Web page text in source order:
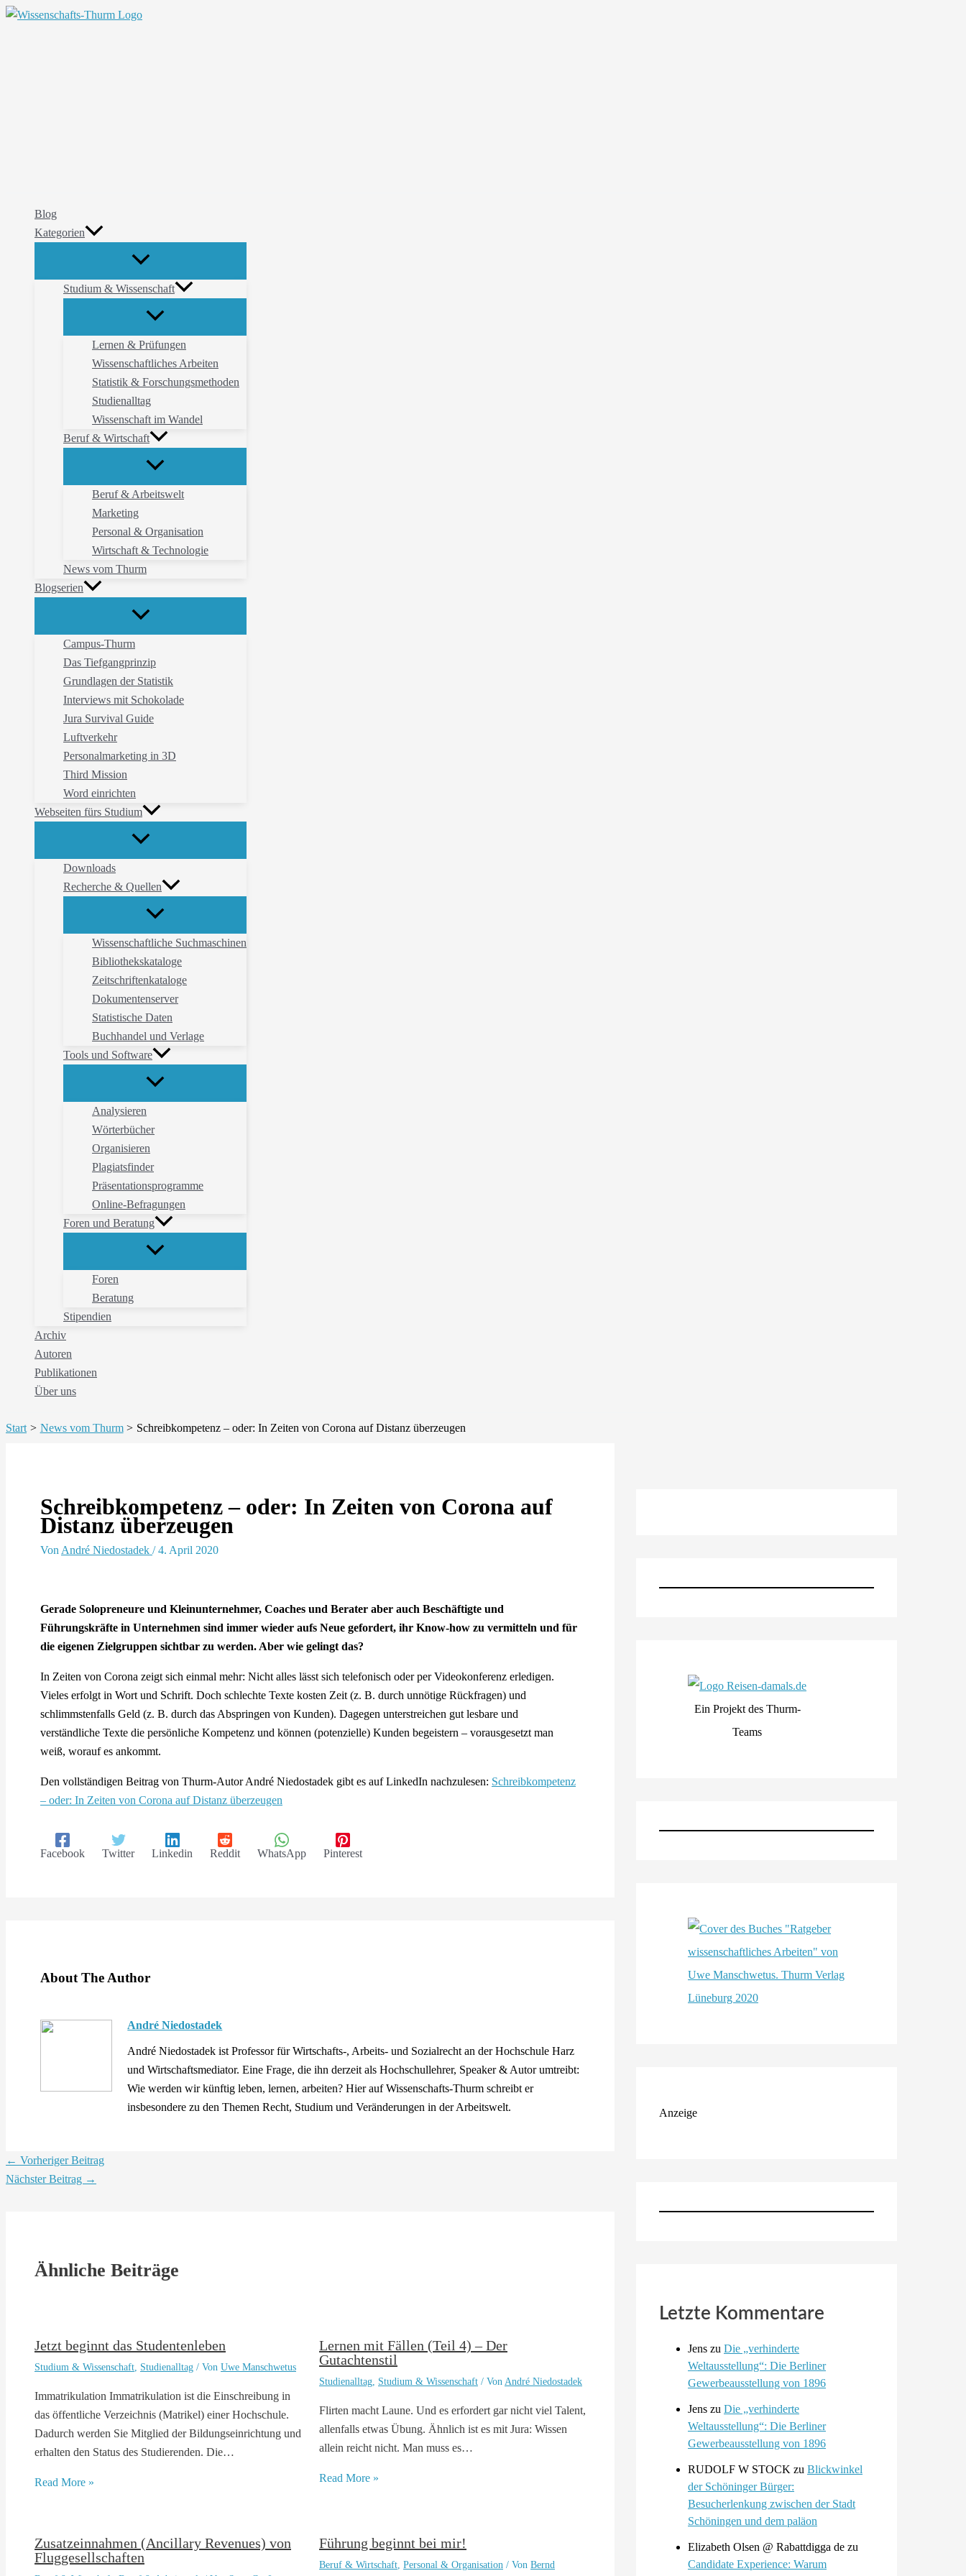
Zum
Blog
Kategorien
Studium & Wissenschaft
Lernen & Prüfungen
Wissenschaftliches Arbeiten
Statistik & Forschungsmethoden
Studienalltag
Wissenschaft im Wandel
Beruf & Wirtschaft
Beruf & Arbeitswelt
Marketing
Personal & Organisation
Wirtschaft & Technologie
News vom Thurm
Blogserien
Campus-Thurm
Das Tiefgangprinzip
Grundlagen der Statistik
Interviews mit Schokolade
Jura Survival Guide
Luftverkehr
Personalmarketing in 3D
Third Mission
Word einrichten
Webseiten fürs Studium
Downloads
Recherche & Quellen
Wissenschaftliche Suchmaschinen
Bibliothekskataloge
Zeitschriftenkataloge
Dokumentenserver
Statistische Daten
Buchhandel und Verlage
Tools und Software
Analysieren
Wörterbücher
Organisieren
Plagiatsfinder
Präsentationsprogramme
Online-Befragungen
Foren und Beratung
Foren
Beratung
Stipendien
Archiv
Autoren
Publikationen
Über uns
Start News vom Thurm Schreibkompetenz – oder: In Zeiten von Corona auf Distanz überzeugen
Schreibkompetenz – oder: In Zeiten von Corona auf
Distanz überzeugen
Von André Niedostadek /4. April 2020
Gerade Solopreneure und Kleinunternehmer, Coaches und Berater aber auch Beschäftigte und
Führungskräfte in Unternehmen sind immer wieder aufs Neue gefordert, ihr Know-how zu vermitteln und für
die eigenen Zielgruppen sichtbar zu werden. Aber wie gelingt das?
In Zeiten von Corona zeigt sich einmal mehr: Nicht alles lässt sich telefonisch oder per Videokonferenz erledigen.
Vieles erfolgt in Wort und Schrift. Doch schlechte Texte kosten Zeit (z. B. durch unnötige Rückfragen) und
schlimmstenfalls Geld (z. B. durch das Abspringen von Kunden). Dagegen unterstreichen gut lesbare und
verständliche Texte die persönliche Kompetenz und können (potenzielle) Kunden begeistern – vorausgesetzt man
weiß, worauf es ankommt.
Den vollständigen Beitrag von Thurm-Autor André Niedostadek gibt es auf LinkedIn nachzulesen: Schreibkompetenz
– oder: In Zeiten von Corona auf Distanz überzeugen
Facebook Twitter Linkedin Reddit WhatsApp Pinterest
About The Author
André Niedostadek
André Niedostadek ist Professor für Wirtschafts-, Arbeits- und Sozialrecht an der Hochschule Harz
und Wirtschaftsmediator. Eine Frage, die ihn derzeit als Hochschullehrer, Speaker & Autor umtreibt:
Wie werden wir künftig leben, lernen, arbeiten? Hier auf Wissenschafts-Thurm schreibt er
insbesondere zu den Themen Recht, Studium und Veränderungen in der Arbeitswelt.
← Vorheriger Beitrag
Nächster Beitrag →
Ähnliche Beiträge
Jetzt beginnt das Studentenleben
Studium & Wissenschaft Studienalltag / Von Uwe Manschwetus
Immatrikulation Immatrikulation ist die Einschreibung in
das öffentliche Verzeichnis (Matrikel) einer Hochschule.
Dadurch werden Sie Mitglied der Bildungseinrichtung und
erhalten den Status des Studierenden. Die…
Read More »
Lernen mit Fällen (Teil 4) – Der
Gutachtenstil
Studienalltag Studium & Wissenschaft / Von André Niedostadek
Flirten macht Laune. Und es erfordert gar nicht viel Talent,
allenfalls etwas Übung. Ähnlich ist es mit Jura: Wissen
allein reicht nicht. Man muss es…
Read More »
Zusatzeinnahmen (Ancillary Revenues) von
Fluggesellschaften
Führung beginnt bei mir!
Beruf & Wirtschaft Personal & Organisation / Von Bernd
Ein Projekt des Thurm-
Teams
Anzeige
Letzte Kommentare
Jens zu Die „verhinderte
Weltausstellung“: Die Berliner
Gewerbeausstellung von 1896
Jens zu Die „verhinderte
Weltausstellung“: Die Berliner
Gewerbeausstellung von 1896
RUDOLF W STOCK zu Blickwinkel
der Schöninger Bürger:
Besucherlenkung zwischen der Stadt
Schöningen und dem paläon
Elizabeth Olsen @ Rabattdigga de zu
Candidate Experience: Warum